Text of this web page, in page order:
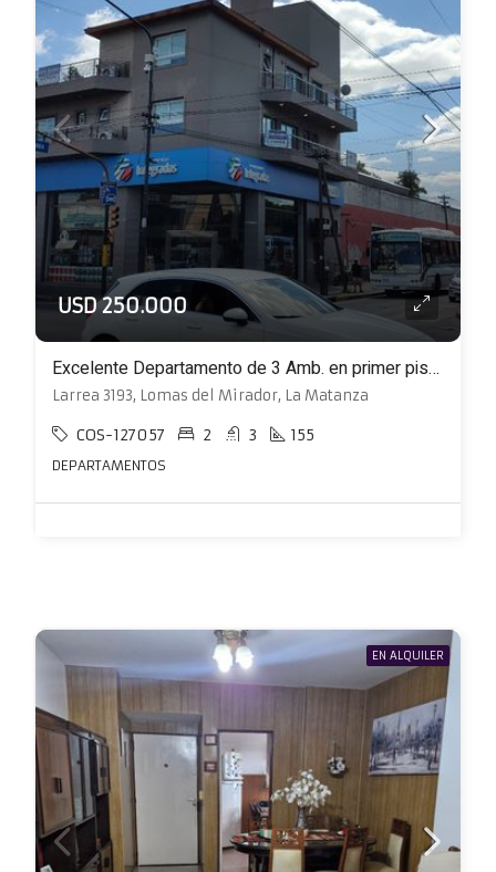
USD 250.000
Excelente Departamento de 3 Amb. en primer piso al frente con Patio y balcón
Larrea 3193, Lomas del Mirador, La Matanza
COS-127057 2 3 155
DEPARTAMENTOS
EN ALQUILER